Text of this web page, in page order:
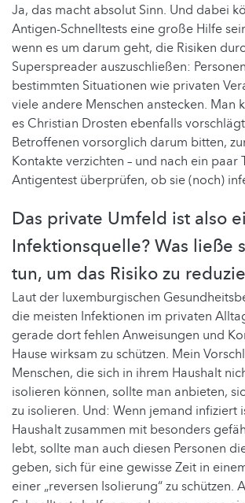
Ja, das macht absolut Sinn. Und dabei
Antigen-Schnelltests eine große Hilfe
wenn es um darum geht, die Risiken
Superspreader auszuschließen:
bestimmten Situationen wie privaten
viele andere Menschen anstecken. Man
es Christian Drosten ebenfalls
Betroffenen vorsorglich darum bitten,
Kontakte verzichten – und nach ein paar
Antigentest überprüfen, ob sie (noch)
Das private Umfeld ist also
Infektionsquelle? Was ließe
tun, um das Risiko zu
Laut der luxemburgischen
die meisten Infektionen im privaten
gerade dort fehlen Anweisungen und
Hause wirksam zu schützen. Mein
Menschen, die sich in ihrem Haushalt
isolieren können, sollte man anbieten,
zu isolieren. Und: Wenn jemand infiziert
Haushalt zusammen mit besonders
lebt, sollte man auch diesen Personen
geben, sich für eine gewisse Zeit in
einer „reversen Isolierung“ zu schützen.